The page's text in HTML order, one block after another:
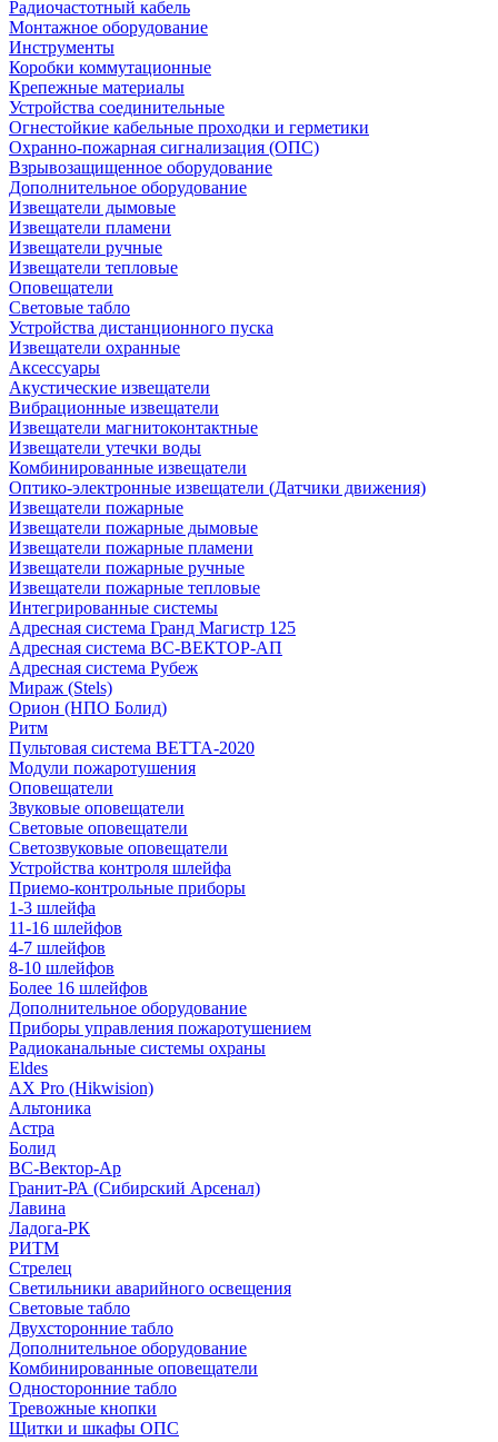
Радиочастотный кабель
Монтажное оборудование
Инструменты
Коробки коммутационные
Крепежные материалы
Устройства соединительные
Огнестойкие кабельные проходки и герметики
Охранно-пожарная сигнализация (ОПС)
Взрывозащищенное оборудование
Дополнительное оборудование
Извещатели дымовые
Извещатели пламени
Извещатели ручные
Извещатели тепловые
Оповещатели
Световые табло
Устройства дистанционного пуска
Извещатели охранные
Аксессуары
Акустические извещатели
Вибрационные извещатели
Извещатели магнитоконтактные
Извещатели утечки воды
Комбинированные извещатели
Оптико-электронные извещатели (Датчики движения)
Извещатели пожарные
Извещатели пожарные дымовые
Извещатели пожарные пламени
Извещатели пожарные ручные
Извещатели пожарные тепловые
Интегрированные системы
Адресная система Гранд Магистр 125
Адресная система ВС-ВЕКТОР-АП
Адресная система Рубеж
Мираж (Stels)
Орион (НПО Болид)
Ритм
Пультовая система ВЕТТА-2020
Модули пожаротушения
Оповещатели
Звуковые оповещатели
Световые оповещатели
Светозвуковые оповещатели
Устройства контроля шлейфа
Приемо-контрольные приборы
1-3 шлейфа
11-16 шлейфов
4-7 шлейфов
8-10 шлейфов
Более 16 шлейфов
Дополнительное оборудование
Приборы управления пожаротушением
Радиоканальные системы охраны
Eldes
AX Pro (Hikwision)
Альтоника
Астра
Болид
ВС-Вектор-Ар
Гранит-РА (Сибирский Арсенал)
Лавина
Ладога-РК
РИТМ
Стрелец
Светильники аварийного освещения
Световые табло
Двухсторонние табло
Дополнительное оборудование
Комбинированные оповещатели
Односторонние табло
Тревожные кнопки
Щитки и шкафы ОПС